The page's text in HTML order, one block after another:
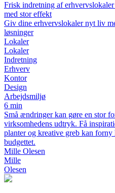
Frisk indretning af
med stor effekt
Giv dine erhvervslokaler nyt liv
løsninger
Lokaler
Lokaler
Indretning
Erhverv
Kontor
Design
Arbejdsmiljø
6 min
Små ændringer kan gøre en stor
virksomhedens udtryk. Få
planter og kreative greb kan
budgettet.
Mille Olesen
Mille
Olesen